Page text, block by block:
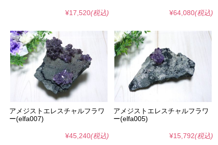
¥17,520(税込) ¥64,080(税込)
アメジストエレスチャルフラワ
ー(elfa007)
¥45,240(税込)
アメジストエレスチャルフラワ
ー(elfa005)
¥15,792(税込)